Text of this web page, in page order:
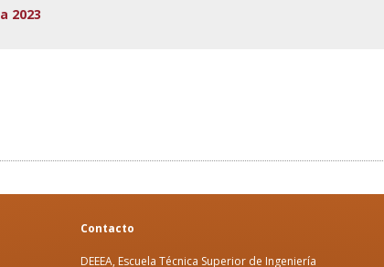
2023
Contacto
DEEEA, Escuela Técnica Superior de Ingeniería